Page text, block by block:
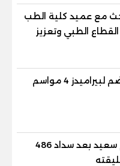
مع عميد كلية الطب
الطبي وتعزيز
الأكاديمية
4 مواسم
الإفراج عن إبراهيم سعيد بعد سداد 486